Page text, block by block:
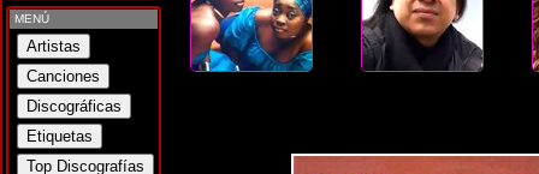
MENÚ